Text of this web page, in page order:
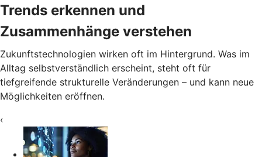
Trends erkennen und
Zusammenhänge verstehen
Zukunftstechnologien wirken oft im Hintergrund. Was im
Alltag selbstverständlich erscheint, steht oft für
tiefgreifende strukturelle Veränderungen – und kann neue
Möglichkeiten eröffnen.
‹